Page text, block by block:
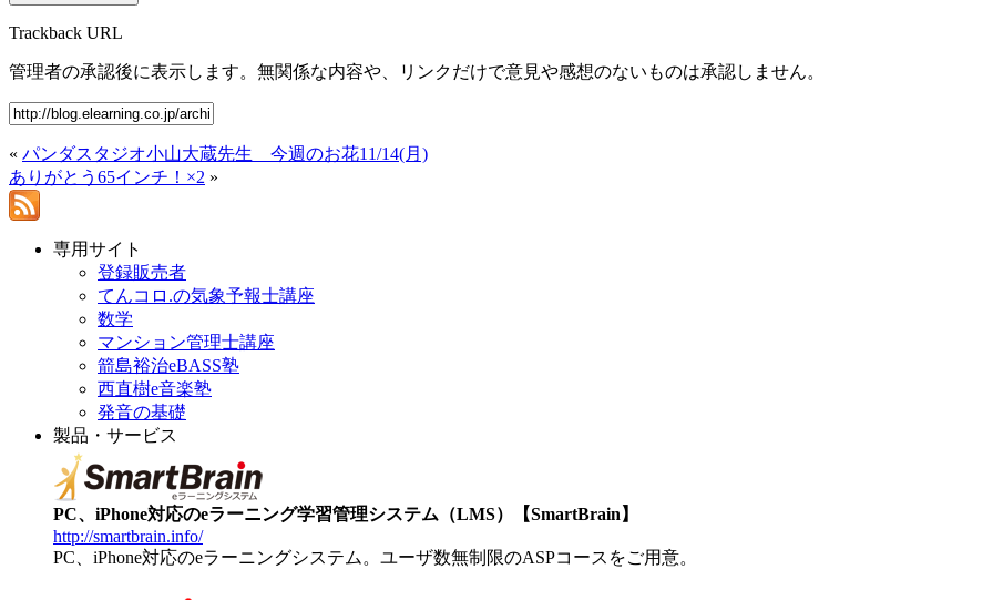
Trackback URL
管理者の承認後に表示します。無関係な内容や、リンクだけで意見や感想のないものは承認しません。
« パンダスタジオ小山大蔵先生 今週のお花11/14(月)
ありがとう65インチ！×2 »
専用サイト
登録販売者
てんコロ.の気象予報士講座
数学
マンション管理士講座
箭島裕治eBASS塾
西直樹e音楽塾
発音の基礎
製品・サービス
PC、iPhone対応のeラーニング学習管理システム（LMS）【SmartBrain】
http://smartbrain.info/
PC、iPhone対応のeラーニングシステム。ユーザ数無制限のASPコースをご用意。